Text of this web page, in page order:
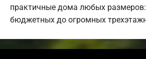
практичные дома любых
бюджетных до огромных